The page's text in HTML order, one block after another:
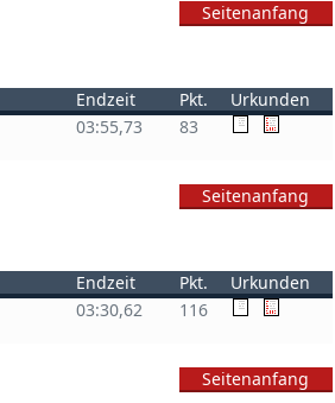
Seitenanfang
Endzeit Pkt.
Urkunden
03:55,73 83
Seitenanfang
Endzeit Pkt.
Urkunden
03:30,62 116
Seitenanfang